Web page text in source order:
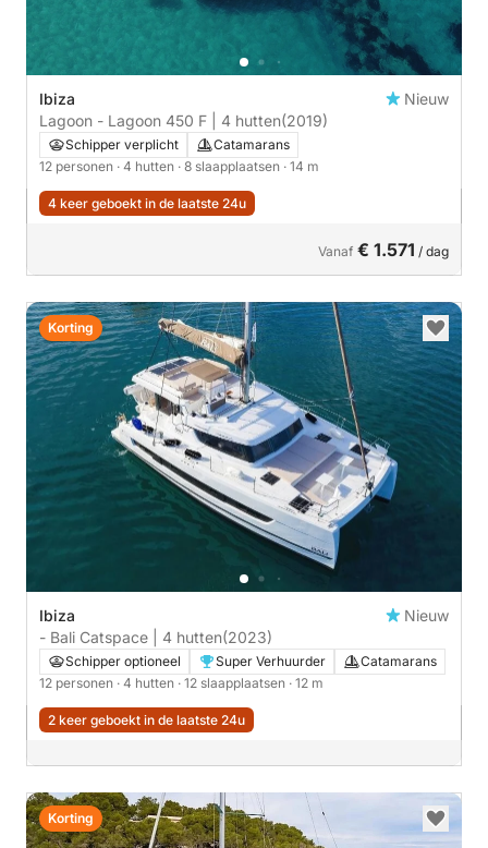
Ibiza
Nieuw
Lagoon - Lagoon 450 F | 4 hutten(2019)
Schipper verplicht
Catamarans
12 personen · 4 hutten · 8 slaapplaatsen · 14 m
4 keer geboekt in de laatste 24u
Vanaf € 1.571 / dag
Ibiza
Nieuw
- Bali Catspace | 4 hutten(2023)
Schipper optioneel Super Verhuurder
Catamarans
12 personen · 4 hutten · 12 slaapplaatsen · 12 m
2 keer geboekt in de laatste 24u
Korting
Korting